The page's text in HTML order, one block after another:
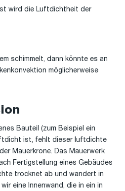
wird die Luftdichtheit der
schimmelt, dann könnte es an
möglicherweise
Bauteil (zum Beispiel ein
ist, fehlt dieser luftdichte
Mauerkrone. Das Mauerwerk
Fertigstellung eines Gebäudes
trocknet ab und wandert in
eine Innenwand, die in ein in